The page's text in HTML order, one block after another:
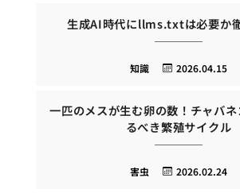
生成AI時代にllms.txtは必要か
2026.04.15
知識
一匹のメスが生む卵の数！チャバ
るべき繁殖サイクル
2026.02.24
害虫